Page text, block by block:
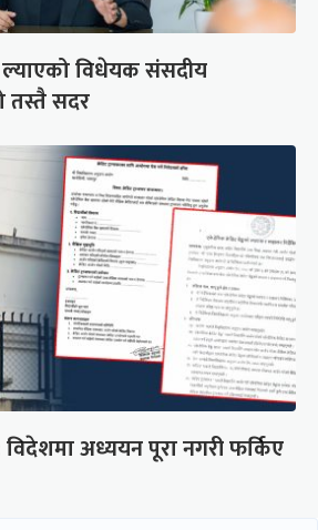
ल्याएको विधेयक संसदीय
तस्तै सदर
अध्ययन पूरा नगरी फर्किए